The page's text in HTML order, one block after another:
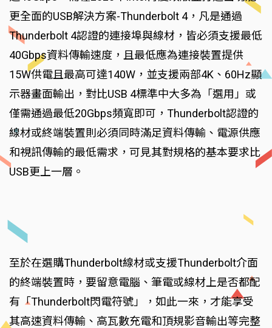
更全面的USB解決方案-Thunderbolt 4，凡是通過
Thunderbolt 4認證的連接埠與線材，皆必須支援最低
40Gbps資料傳輸速度，且最低應為連接裝置提供
15W供電且最高可達140W，並支援兩部4K、60Hz顯
示器畫面輸出，對比USB 4標準中大多為「選用」或
僅需通過最低20Gbps頻寬即可，Thunderbolt認證的
線材或終端裝置則必須同時滿足資料傳輸、電源供應
和視訊傳輸的最低需求，可見其對規格的基本要求比
USB更上一層。
至於在選購Thunderbolt線材或支援Thunderbolt介面
的終端裝置時，要留意電腦、筆電或線材上是否都配
有「Thunderbolt閃電符號」，如此一來，才能享受
其高速資料傳輸、高瓦數充電和頂規影音輸出等完整